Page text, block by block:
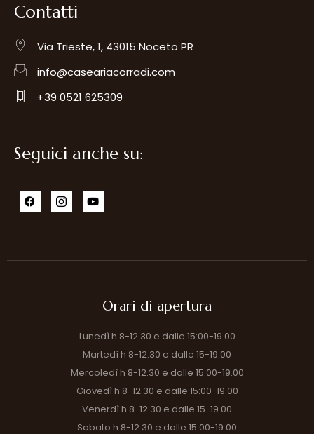
Contatti
Via Trieste, 1, 43015 Noceto PR
info@caseariacorradi.com
+39 0521 625309
Seguici anche su:
Orari di apertura
Lunedì h 8-12.30 e dalle 15:00-19.00
Martedì h 8-12.30 e dalle 15-19.00
Mercoledì h 8-12.30 e dalle 15:00-19.00
Giovedì h 8-12.30 e dalle 15:00-19.00
Venerdì h 8-12.30 e dalle 15-19.00
Sabato h 8-12.30 e dalle 15:00-19.00